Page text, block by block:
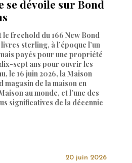
se dévoile sur Bond
freehold du 166 New Bond
sterling, à l’époque l’un
payés pour une propriété
sept ans pour ouvrir les
le 16 juin 2026, la Maison
magasin de la maison en
au monde, et l’une des
significatives de la décennie
20 juin 2026